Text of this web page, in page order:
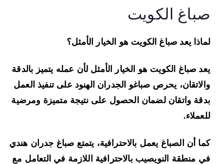
الكويت
يعد صباغ الكويت هو الخيار الأمثل؟
صباغ الكويت هو الخيار الأمثل لأن عمله يتميز بالدقة
يحرص صباغو الجدران الهنود على تنفيذ العمل
واتقان لضمان الحصول على نتيجة متميزة ومرضية
أن الصباغ يعمل بالاحترافية، يتمتع صباغ جدران هندي
منطقة النويصيب بالاحترافية اللازمة في التعامل مع